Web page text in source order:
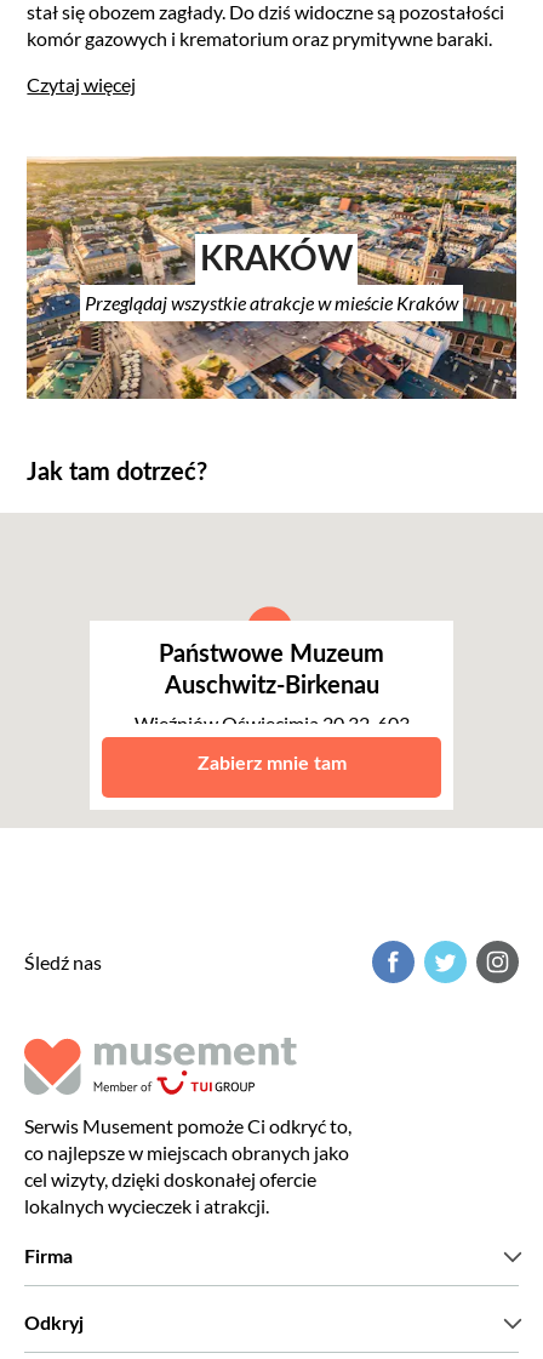
stał się obozem zagłady. Do dziś widoczne są pozostałości
komór gazowych i krematorium oraz prymitywne baraki.
Czytaj więcej
KRAKÓW
Przeglądaj wszystkie atrakcje w mieście Kraków
Jak tam dotrzeć?
Państwowe Muzeum
Auschwitz-Birkenau
Więźniów Oświęcimia 20 32-603
Kraków
Zabierz mnie tam
Śledź nas
Serwis Musement pomoże Ci odkryć to,
co najlepsze w miejscach obranych jako
cel wizyty, dzięki doskonałej ofercie
lokalnych wycieczek i atrakcji.
Firma
Odkryj